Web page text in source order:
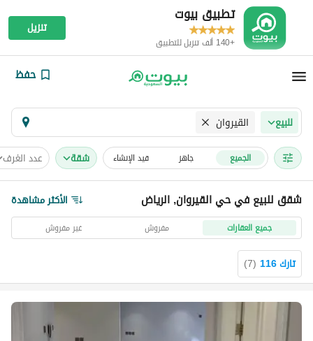
تطبيق بيوت
+140 ألف تنزيل للتطبيق
تنزيل
حفظ
للبيع القيروان
الجميع جاهز قيد الإنشاء شقة عدد الغرف
شقق للبيع في حي القيروان, الرياض الأكثر مشاهدة
جميع العقارات مفروش غير مفروش
تارك 116 (
7
)